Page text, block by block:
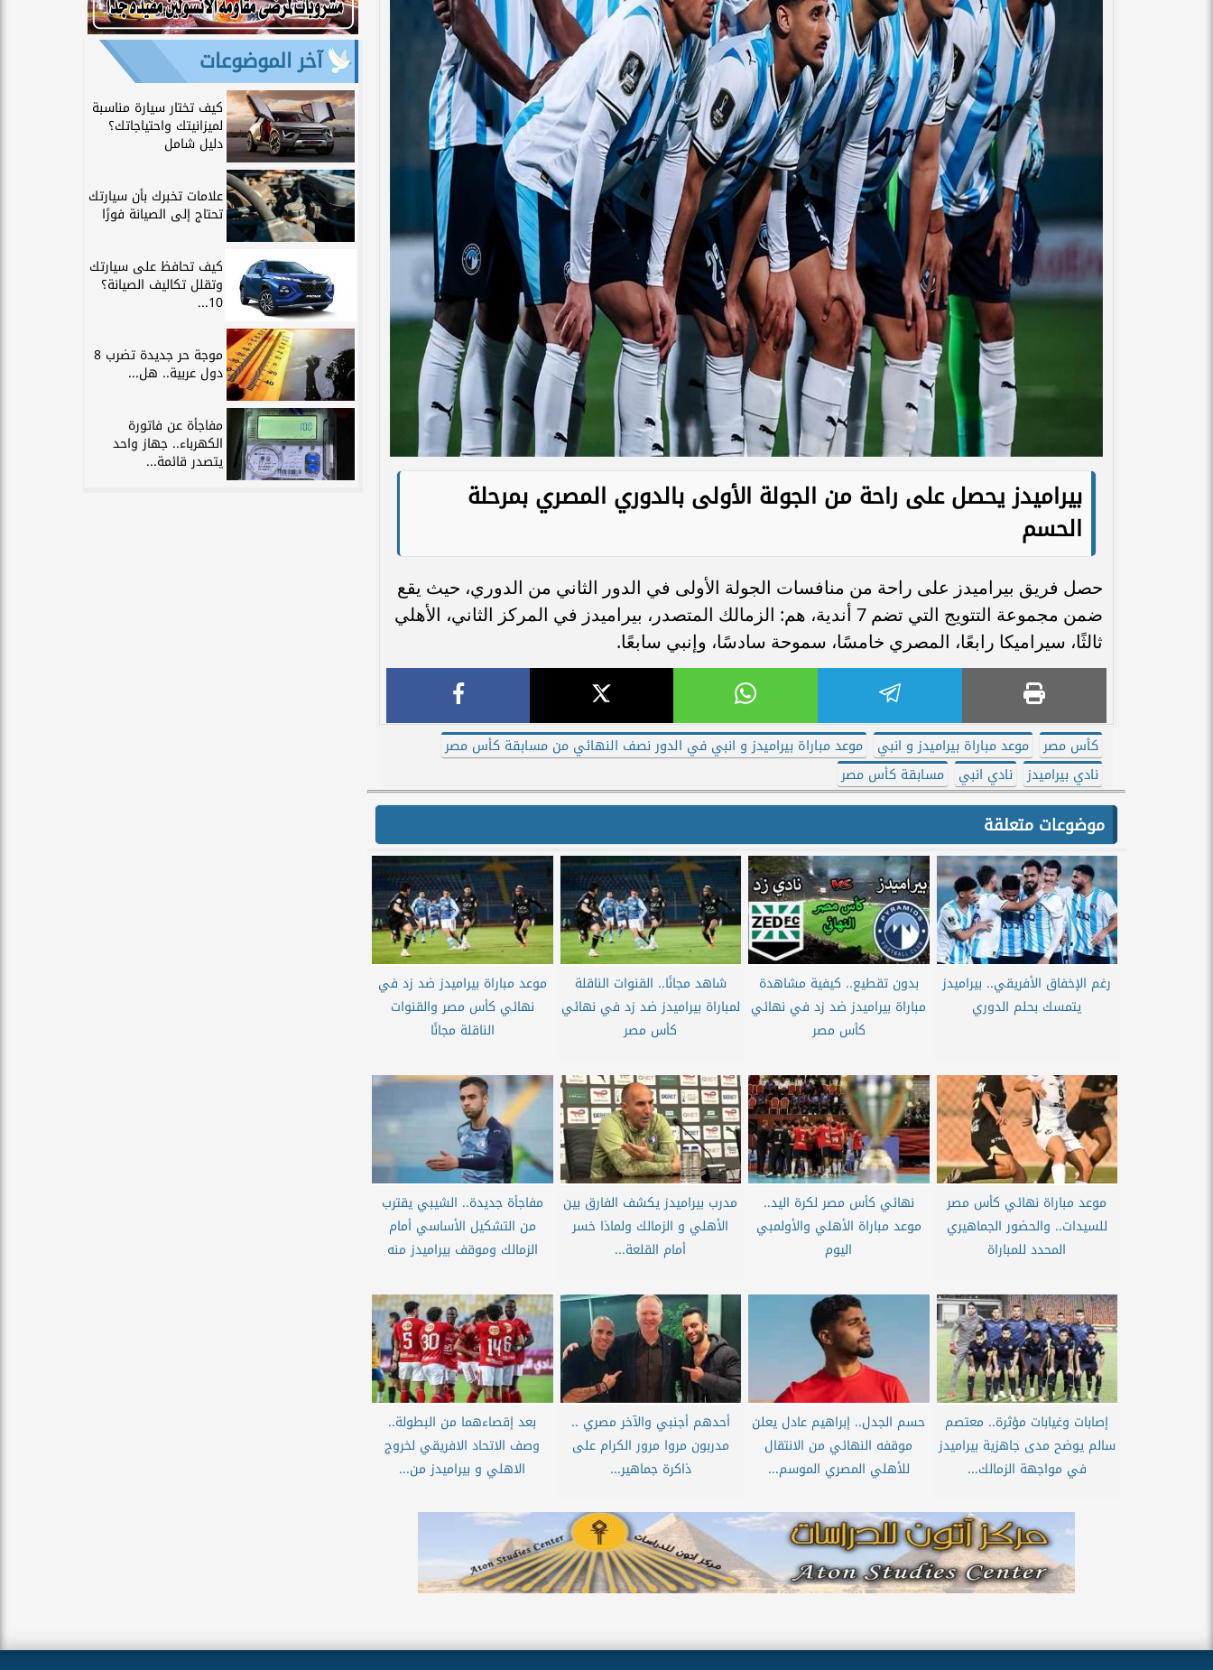
بيراميدز يحصل على راحة من الجولة الأولى بالدوري المصري بمرحلة
الحسم
حصل فريق بيراميدز على راحة من منافسات الجولة الأولى في الدور الثاني من الدوري، حيث يقع
ضمن مجموعة التتويج التي تضم 7 أندية، هم: الزمالك المتصدر، بيراميدز في المركز الثاني، الأهلي
ثالثًا، سيراميكا رابعًا، المصري خامسًا، سموحة سادسًا، وإنبي سابعًا.
كأس مصر موعد مباراة بيراميدز و انبي
موعد مباراة بيراميدز و انبي في الدور نصف النهائي من مسابقة كأس مصر
نادي بيراميدز
نادي انبي مسابقة كأس مصر
موضوعات متعلقة
رغم الإخفاق الأفريقي.. بيراميدز
يتمسك بحلم الدوري
بدون تقطيع.. كيفية مشاهدة
مباراة بيراميدز ضد زد في نهائي
كأس مصر
شاهد مجانًا.. القنوات الناقلة
لمباراة بيراميدز ضد زد في نهائي
كأس مصر
موعد مباراة بيراميدز ضد زد في
نهائي كأس مصر والقنوات
الناقلة مجانًا
موعد مباراة نهائي كأس مصر
للسيدات.. والحضور الجماهيري
المحدد للمباراة
نهائي كأس مصر لكرة اليد..
موعد مباراة الأهلي والأولمبي
اليوم
مدرب بيراميدز يكشف الفارق بين
الأهلي و الزمالك ولماذا خسر
أمام القلعة...
مفاجأة جديدة.. الشيبي يقترب
من التشكيل الأساسي أمام
الزمالك وموقف بيراميدز منه
إصابات وغيابات مؤثرة.. معتصم
سالم يوضح مدى جاهزية بيراميدز
في مواجهة الزمالك...
حسم الجدل.. إبراهيم عادل يعلن
موقفه النهائي من الانتقال
للأهلي المصري الموسم...
أحدهم أجنبي والآخر مصري ..
مدربون مروا مرور الكرام على
ذاكرة جماهير...
بعد إقصاءهما من البطولة..
وصف الاتحاد الافريقي لخروج
الاهلي و بيراميدز من...
آخر الموضوعات
كيف تختار سيارة مناسبة
لميزانيتك واحتياجاتك؟
دليل شامل
علامات تخبرك بأن سيارتك
تحتاج إلى الصيانة فورًا
كيف تحافظ على سيارتك
وتقلل تكاليف الصيانة؟
10...
موجة حر جديدة تضرب 8
دول عربية.. هل...
مفاجأة عن فاتورة
الكهرباء.. جهاز واحد
يتصدر قائمة...